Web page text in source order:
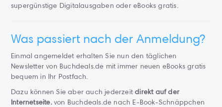
supergünstige Digitalausgaben oder eBooks gratis.
Was passiert nach der Anmeldung?
Einmal angemeldet erhalten Sie nun den täglichen
Newsletter von Buchdeals.de mit immer neuen eBooks gratis
bequem in Ihr Postfach.
Dazu können Sie aber auch jederzeitdirekt auf der
Internetseite. von Buchdeals.de nach E-Book-Schnäppchen